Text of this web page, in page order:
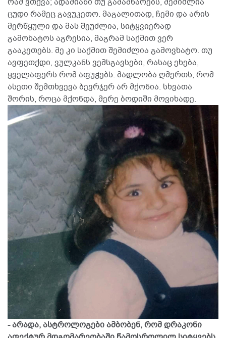
ცუდი რამეც გავუკეთო. მაგალითად, ჩემი და არის
მერწყული და მას შეუძლია, სიტყვიერად
გამოხატოს აგრესია, მაგრამ საქმით ვერ
გააკეთებს. მე კი საქმით შემიძლია გამოვხატო. თუ
ავფეთქდი, ვულკანს ვემსგავსები, რასაც ეხება,
ყველაფერს რომ აფუჭებს. მადლობა ღმერთს, რომ
ასეთი შემთხვევა ბევრჯერ არ მქონია. სხვათა
შორის, როცა მქონდა, მერე ბოდიში მოვიხადე.
- არადა, ასტროლოგები ამბობენ, რომ დრაკონი